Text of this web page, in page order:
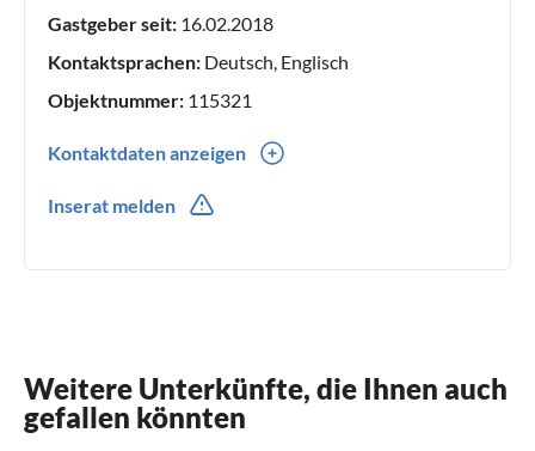
Gastgeber seit: 16.02.2018
Kontaktsprachen: Deutsch, Englisch
Objektnummer: 115321
Kontaktdaten anzeigen
Inserat melden
Weitere Unterkünfte, die Ihnen auch
gefallen könnten